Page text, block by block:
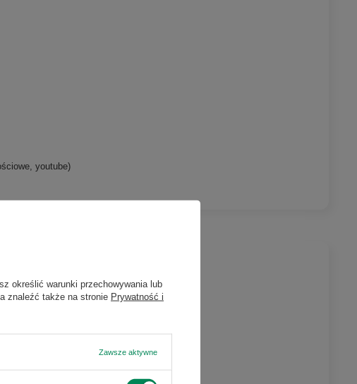
youtube)
określić warunki przechowywania lub
znaleźć także na stronie Prywatność i
Zawsze aktywne